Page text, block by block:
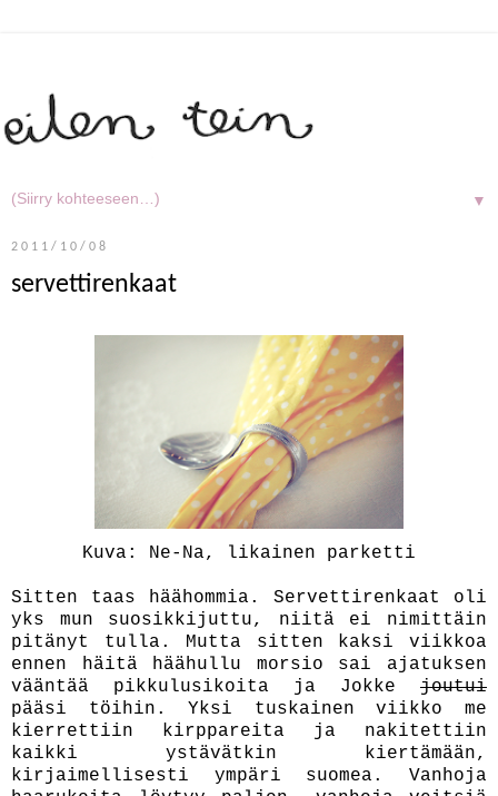
▼
2011/10/08
servettirenkaat
Kuva: Ne-Na, likainen parketti
Sitten taas häähommia. Servettirenkaat oli
yks mun suosikkijuttu, niitä ei nimittäin
pitänyt tulla. Mutta sitten kaksi viikkoa
ennen häitä häähullu morsio sai ajatuksen
vääntää pikkulusikoita ja Jokke joutui
pääsi töihin. Yksi tuskainen viikko me
kierrettiin kirppareita ja nakitettiin
kaikki ystävätkin kiertämään,
kirjaimellisesti ympäri suomea. Vanhoja